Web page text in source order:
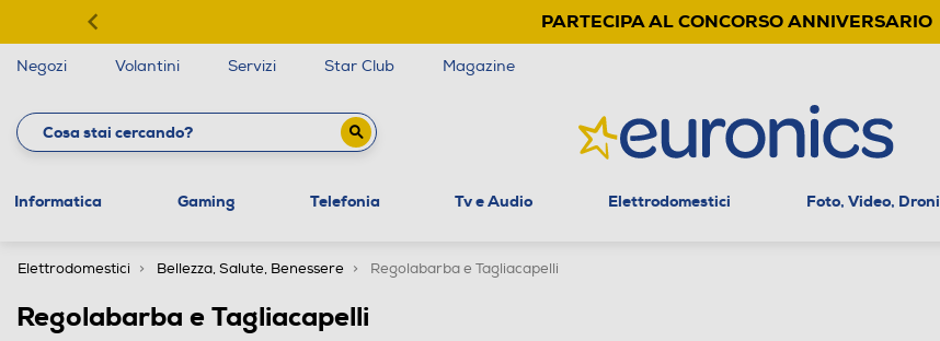
PARTECIPA AL CONCORSO ANNIVERSARIO
Negozi Volantini Servizi Star Club Magazine
Informatica Gaming Telefonia Tv e Audio Elettrodomestici Foto, Video, Droni
Elettrodomestici Bellezza, Salute, Benessere Regolabarba e Tagliacapelli
Regolabarba e Tagliacapelli